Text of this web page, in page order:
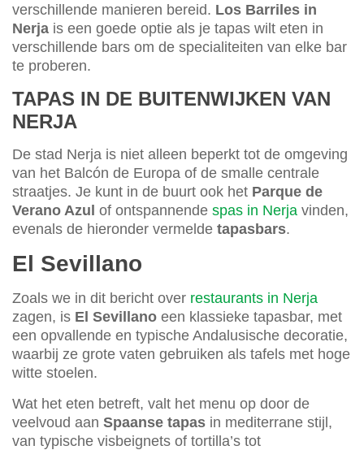
verschillende manieren bereid. Los Barriles in
Nerja is een goede optie als je tapas wilt eten in
verschillende bars om de specialiteiten van elke bar
te proberen.
TAPAS IN DE BUITENWIJKEN VAN
NERJA
De stad Nerja is niet alleen beperkt tot de omgeving
van het Balcón de Europa of de smalle centrale
straatjes. Je kunt in de buurt ook het Parque de
Verano Azul of ontspannende spas in Nerja vinden,
evenals de hieronder vermelde tapasbars.
El Sevillano
Zoals we in dit bericht over restaurants in Nerja
zagen, is El Sevillano een klassieke tapasbar, met
een opvallende en typische Andalusische decoratie,
waarbij ze grote vaten gebruiken als tafels met hoge
witte stoelen.
Wat het eten betreft, valt het menu op door de
veelvoud aan Spaanse tapas in mediterrane stijl,
van typische visbeignets of tortilla’s tot